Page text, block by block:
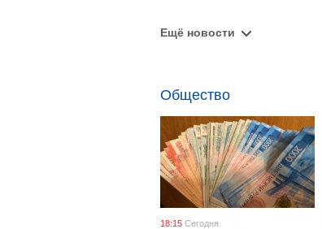
Ещё новости
Общество
18:15 Сегодня